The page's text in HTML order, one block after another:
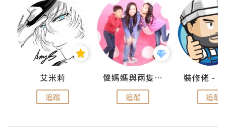
艾米莉
追蹤
儍媽媽與兩隻小魔怪之家
追蹤 追蹤